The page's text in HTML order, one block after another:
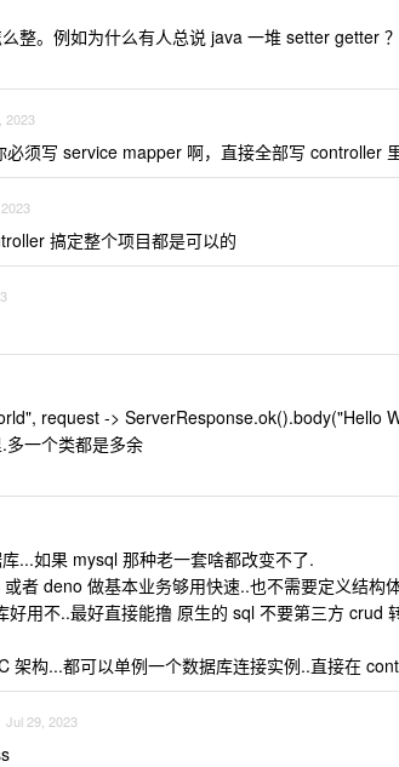
整。例如为什么有人总说 java 一堆 setter getter
2023
须写 service mapper 啊，直接全部写 controller
搞定整个项目都是可以的
request -> ServerResponse.ok().body("Hello
多一个类都是多余
...如果 mysql 那种老一套啥都改变不了.
者 deno 做基本业务够用快速..也不需要定义结构
好用不..最好直接能撸 原生的 sql 不要第三方 crud
架构...都可以单例一个数据库连接实例..直接在
Jul 29, 2023